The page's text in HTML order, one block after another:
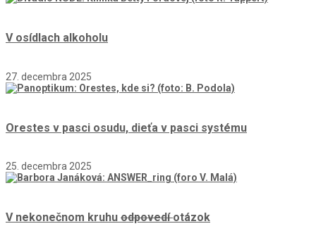
V osídlach alkoholu
27. decembra 2025
Orestes v pasci osudu, dieťa v pasci systému
25. decembra 2025
V nekonečnom kruhu odpovedíotázok